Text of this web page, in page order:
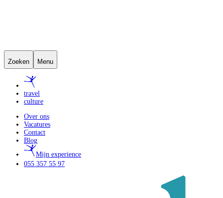
Zoeken Menu
travel
culture
Over ons
Vacatures
Contact
Blog
Mijn experience
055 357 55 97